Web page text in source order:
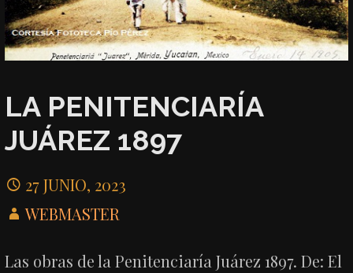
LA PENITENCIARÍA
JUÁREZ 1897
27 JUNIO, 2023
WEBMASTER
Las obras de la Penitenciaría Juárez 1897. De: El